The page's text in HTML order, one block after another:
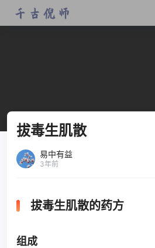
拔毒生肌散
易中有益
3年前
拔毒生肌散的药方
组成